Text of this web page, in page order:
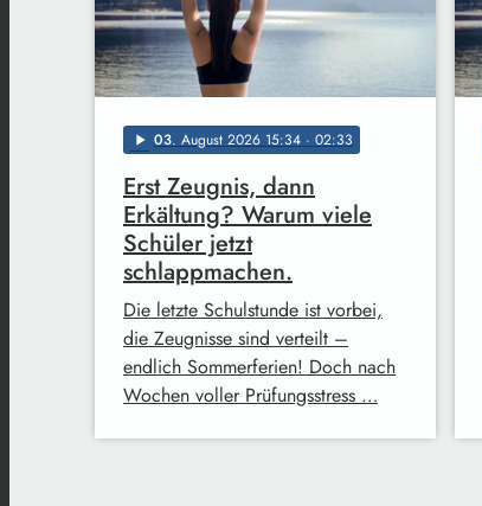
play_arrow 03. August 2026 15:34 · 02:33
Erst Zeugnis, dann
Erkältung? Warum viele
Schüler jetzt
schlappmachen.
Die letzte Schulstunde ist vorbei,
die Zeugnisse sind verteilt –
endlich Sommerferien! Doch nach
Wochen voller Prüfungsstress …